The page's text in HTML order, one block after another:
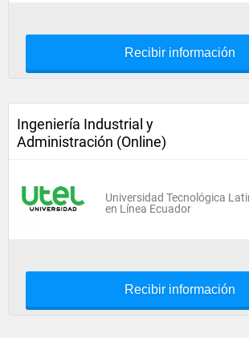
Recibir información
Ingeniería Industrial y
Administración (Online)
Universidad Tecnológica
en Línea Ecuador
Recibir información